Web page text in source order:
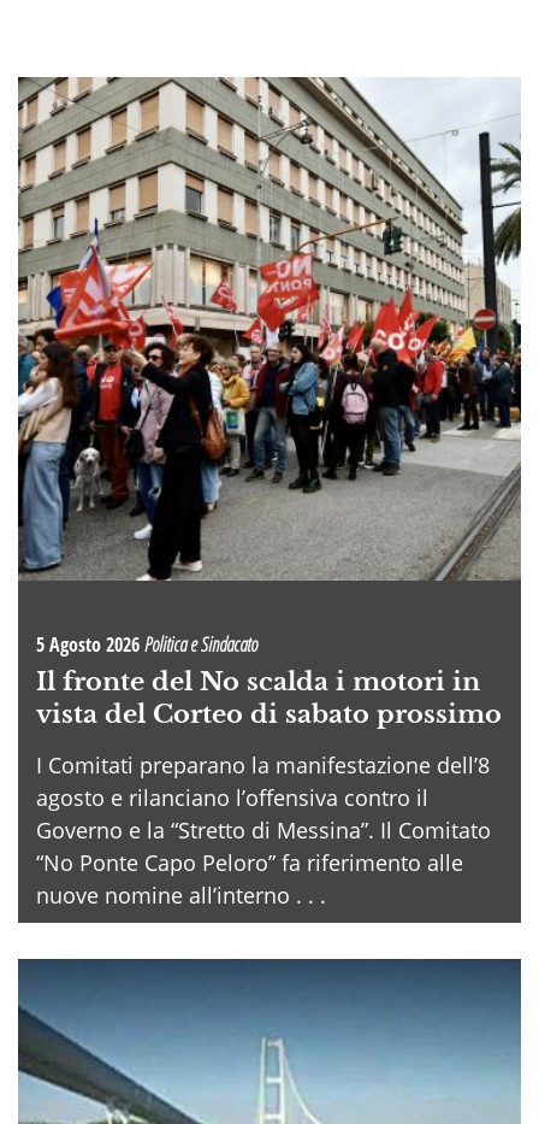
5 Agosto 2026Politica e Sindacato
Il fronte del No scalda i motori in
vista del Corteo di sabato prossimo
I Comitati preparano la manifestazione dell’8
agosto e rilanciano l’offensiva contro il
Governo e la “Stretto di Messina”. Il Comitato
“No Ponte Capo Peloro” fa riferimento alle
nuove nomine all’interno . . .